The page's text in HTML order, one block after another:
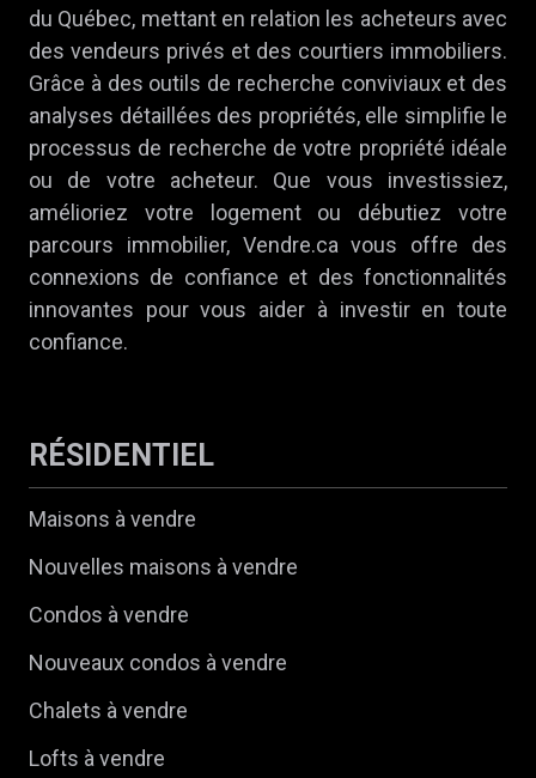
du Québec, mettant en relation les acheteurs avec
des vendeurs privés et des courtiers immobiliers.
Grâce à des outils de recherche conviviaux et des
analyses détaillées des propriétés, elle simplifie le
processus de recherche de votre propriété idéale
ou de votre acheteur. Que vous investissiez,
amélioriez votre logement ou débutiez votre
parcours immobilier, Vendre.ca vous offre des
connexions de confiance et des fonctionnalités
innovantes pour vous aider à investir en toute
confiance.
RÉSIDENTIEL
Maisons à vendre
Nouvelles maisons à vendre
Condos à vendre
Nouveaux condos à vendre
Chalets à vendre
Lofts à vendre